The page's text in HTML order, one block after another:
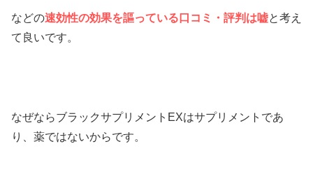
などの速効性の効果を謳っている口コミ・評判は嘘と考え
て良いです。
なぜならブラックサプリメントEXはサプリメントであ
り、薬ではないからです。